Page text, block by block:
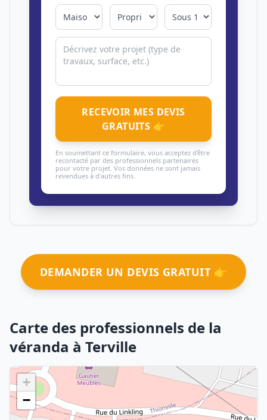
RECEVOIR MES DEVIS
GRATUITS 👉
En soumettant ce formulaire, vous acceptez d'être
recontacté par des professionnels partenaires
pour votre projet. Vos données ne sont jamais
revendues à d'autres fins.
DEMANDER UN DEVIS GRATUIT 👉
Carte des professionnels de la
véranda à Terville
+
−